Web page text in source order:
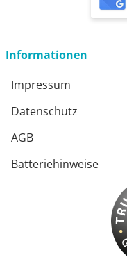
Informationen
Impressum
Datenschutz
AGB
Batteriehinweise